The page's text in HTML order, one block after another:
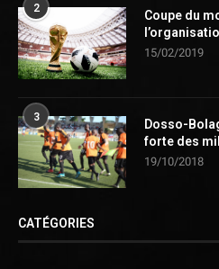
2
Coupe du
15/02/2019
3
Dosso-
forte des
19/10/2018
CATÉGORIES